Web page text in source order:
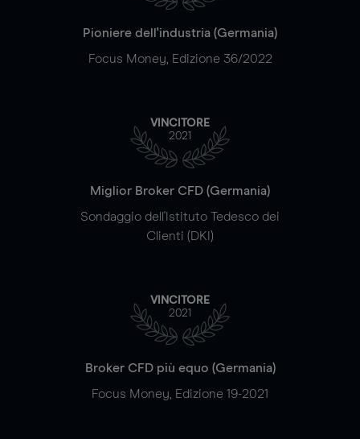
Pioniere dell'industria (Germania)
Focus Money, Edizione 36/2022
VINCITORE
2021
Miglior Broker CFD (Germania)
Sondaggio dell'Istituto Tedesco dei
Clienti (DKI)
VINCITORE
2021
Broker CFD più equo (Germania)
Focus Money, Edizione 19-2021